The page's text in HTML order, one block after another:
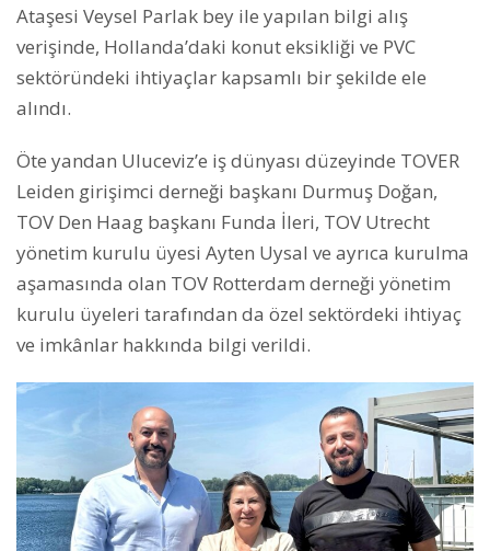
Ataşesi Veysel Parlak bey ile yapılan bilgi alış
verişinde, Hollanda’daki konut eksikliği ve PVC
sektöründeki ihtiyaçlar kapsamlı bir şekilde ele
alındı.
Öte yandan Uluceviz’e iş dünyası düzeyinde TOVER
Leiden girişimci derneği başkanı Durmuş Doğan,
TOV Den Haag başkanı Funda İleri, TOV Utrecht
yönetim kurulu üyesi Ayten Uysal ve ayrıca kurulma
aşamasında olan TOV Rotterdam derneği yönetim
kurulu üyeleri tarafından da özel sektördeki ihtiyaç
ve imkânlar hakkında bilgi verildi.